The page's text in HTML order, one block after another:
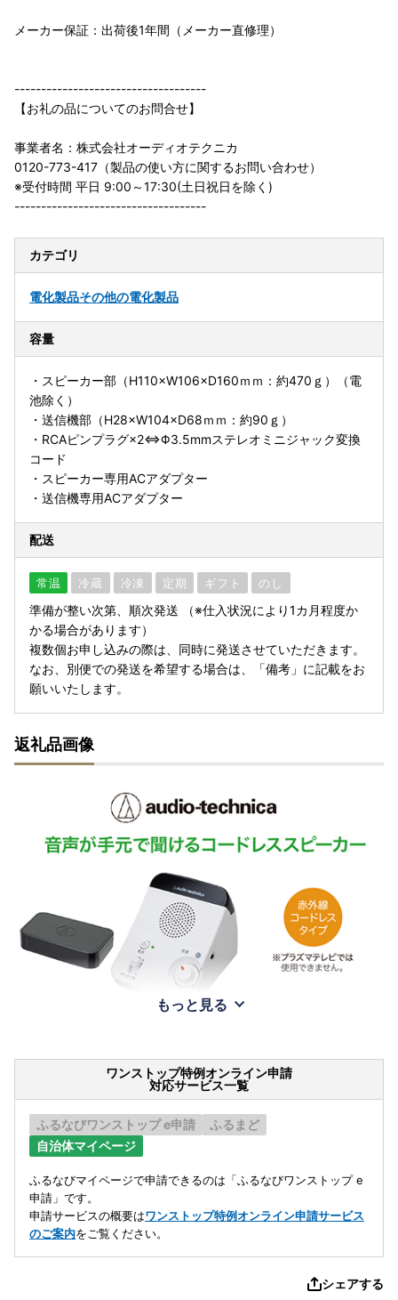
メーカー保証：出荷後1年間（メーカー直修理）
------------------------------------
【お礼の品についてのお問合せ】
事業者名：株式会社オーディオテクニカ
0120-773-417（製品の使い方に関するお問い合わせ）
※受付時間 平日 9:00～17:30(土日祝日を除く)
------------------------------------
カテゴリ
電化製品その他の電化製品
容量
・スピーカー部（H110×W106×D160ｍｍ：約470ｇ）（電
池除く）
・送信機部（H28×W104×D68ｍｍ：約90ｇ）
・RCAピンプラグ×2⇔Φ3.5mmステレオミニジャック変換
コード
・スピーカー専用ACアダプター
・送信機専用ACアダプター
配送
常温 冷蔵 冷凍 定期 ギフト のし
準備が整い次第、順次発送 （※仕入状況により1カ月程度か
かる場合があります）
複数個お申し込みの際は、同時に発送させていただきます。
なお、別便での発送を希望する場合は、「備考」に記載をお
願いいたします。
返礼品画像
もっと見る
ワンストップ特例オンライン申請
対応サービス一覧
ふるなびワンストップ e申請
ふるまど
自治体マイページ
ふるなびマイページで申請できるのは「ふるなびワンストップ e
申請」です。
申請サービスの概要はワンストップ特例オンライン申請サービス
のご案内をご覧ください。
シェアする